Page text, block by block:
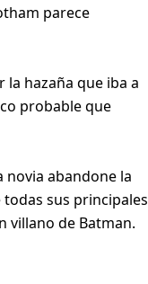
parece
hazaña que iba a
probable que
novia abandone la
sus principales
villano de Batman.